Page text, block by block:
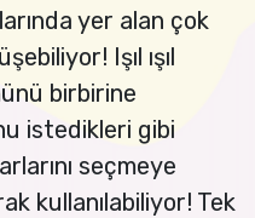
yer alan çok
Işıl ışıl
birbirine
istedikleri gibi
seçmeye
kullanılabiliyor! Tek